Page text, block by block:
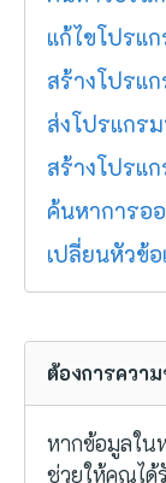
แก้ไขโปรแ
สร้างโปรแก
ส่งโปรแกร
สร้างโปรแ
ค้นหาการอ
เปลี่ยนหัวข้
ต้องการควา
หากข้อมูลใน
ช่วยให้คุณได้